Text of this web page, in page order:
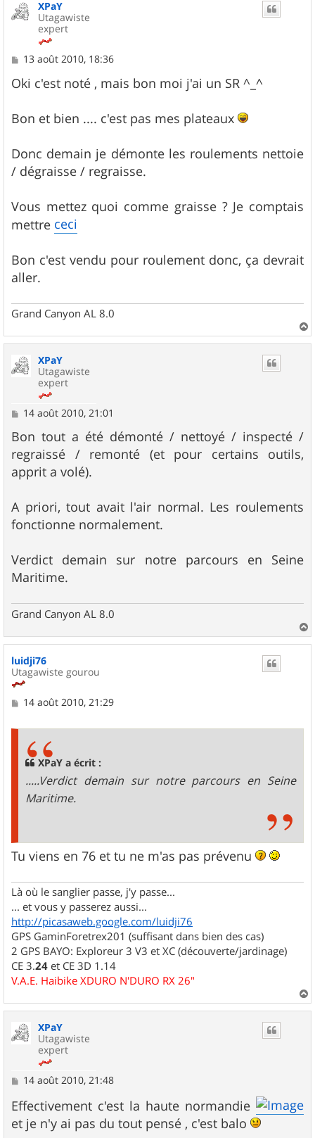
XPaY
Utagawiste
expert
M
s
s
g
e
13 août 2010, 18:36
Oki c'est noté , mais bon moi j'ai un SR ^_^
Bon et bien .... c'est pas mes plateaux
Donc demain je démonte les roulements nettoie
/ dégraisse / regraisse.
Vous mettez quoi comme graisse ? Je comptais
mettre ceci
Bon c'est vendu pour roulement donc, ça devrait
aller.
Grand Canyon AL 8.0
a
XPaY
Utagawiste
expert
M
s
s
a
g
e
14 août 2010, 21:01
Bon tout a été démonté / nettoyé / inspecté /
regraissé / remonté (et pour certains outils,
apprit a volé).
A priori, tout avait l'air normal. Les roulements
fonctionne normalement.
Verdict demain sur notre parcours en Seine
Maritime.
Grand Canyon AL 8.0
a
u
luidji76
Utagawiste gourou
M14 août 2010, 21:29
XPaY a écrit :
.....Verdict demain sur notre parcours en Seine
Maritime.
Tu viens en 76 et tu ne m'as pas prévenu
Là où le sanglier passe, j'y passe...
... et vous y passerez aussi...
http://picasaweb.google.com/luidji76
GPS GaminForetrex201 (suffisant dans bien des cas)
2 GPS BAYO: Exploreur 3 V3 et XC (découverte/jardinage)
CE 3.24 et CE 3D 1.14
V.A.E. Haibike XDURO N'DURO RX 26"
a
XPaY
Utagawiste
expert
M
s
s
a
14 août 2010, 21:48
Effectivement c'est la haute normandie
et je n'y ai pas du tout pensé , c'est balo